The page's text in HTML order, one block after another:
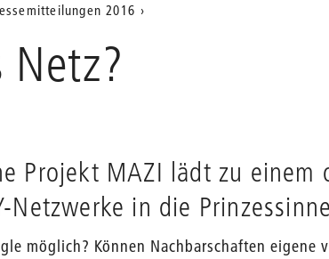
2016
Projekt MAZI lädt zu einem
Netzwerke in die
möglich? Können Nachbarschaften eigene